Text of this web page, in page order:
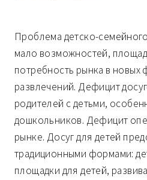
Проблема детско-
мало возможностей,
потребность рынка в новых
развлечений. Дефицит
родителей с детьми,
дошкольников. Дефицит
рынке. Досуг для детей
традиционными формами:
площадки для детей,